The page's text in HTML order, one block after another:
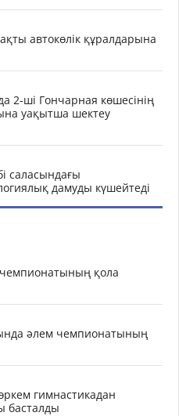
автокөлік құралдарына
2-ші Гончарная көшесінің
уақытша шектеу
саласындағы
дамуды күшейтеді
қола
әлем чемпионатының
гимнастикадан
басталды